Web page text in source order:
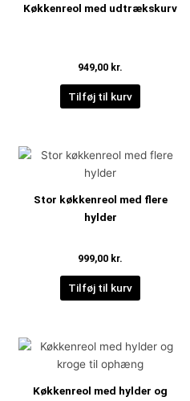
Køkkenreol med udtrækskurv
949,00 kr.
Tilføj til kurv
Stor køkkenreol med flere
hylder
999,00 kr.
Tilføj til kurv
Køkkenreol med hylder og